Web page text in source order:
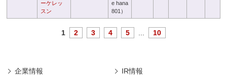
ーケレッ
スン
e hana
801）
1 2 3 4 5 10
企業情報 IR情報